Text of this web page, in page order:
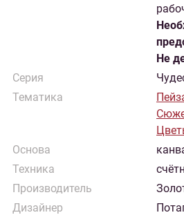
Не
Серия
Тематика
Основа
Техника
Производитель
Дизайнер